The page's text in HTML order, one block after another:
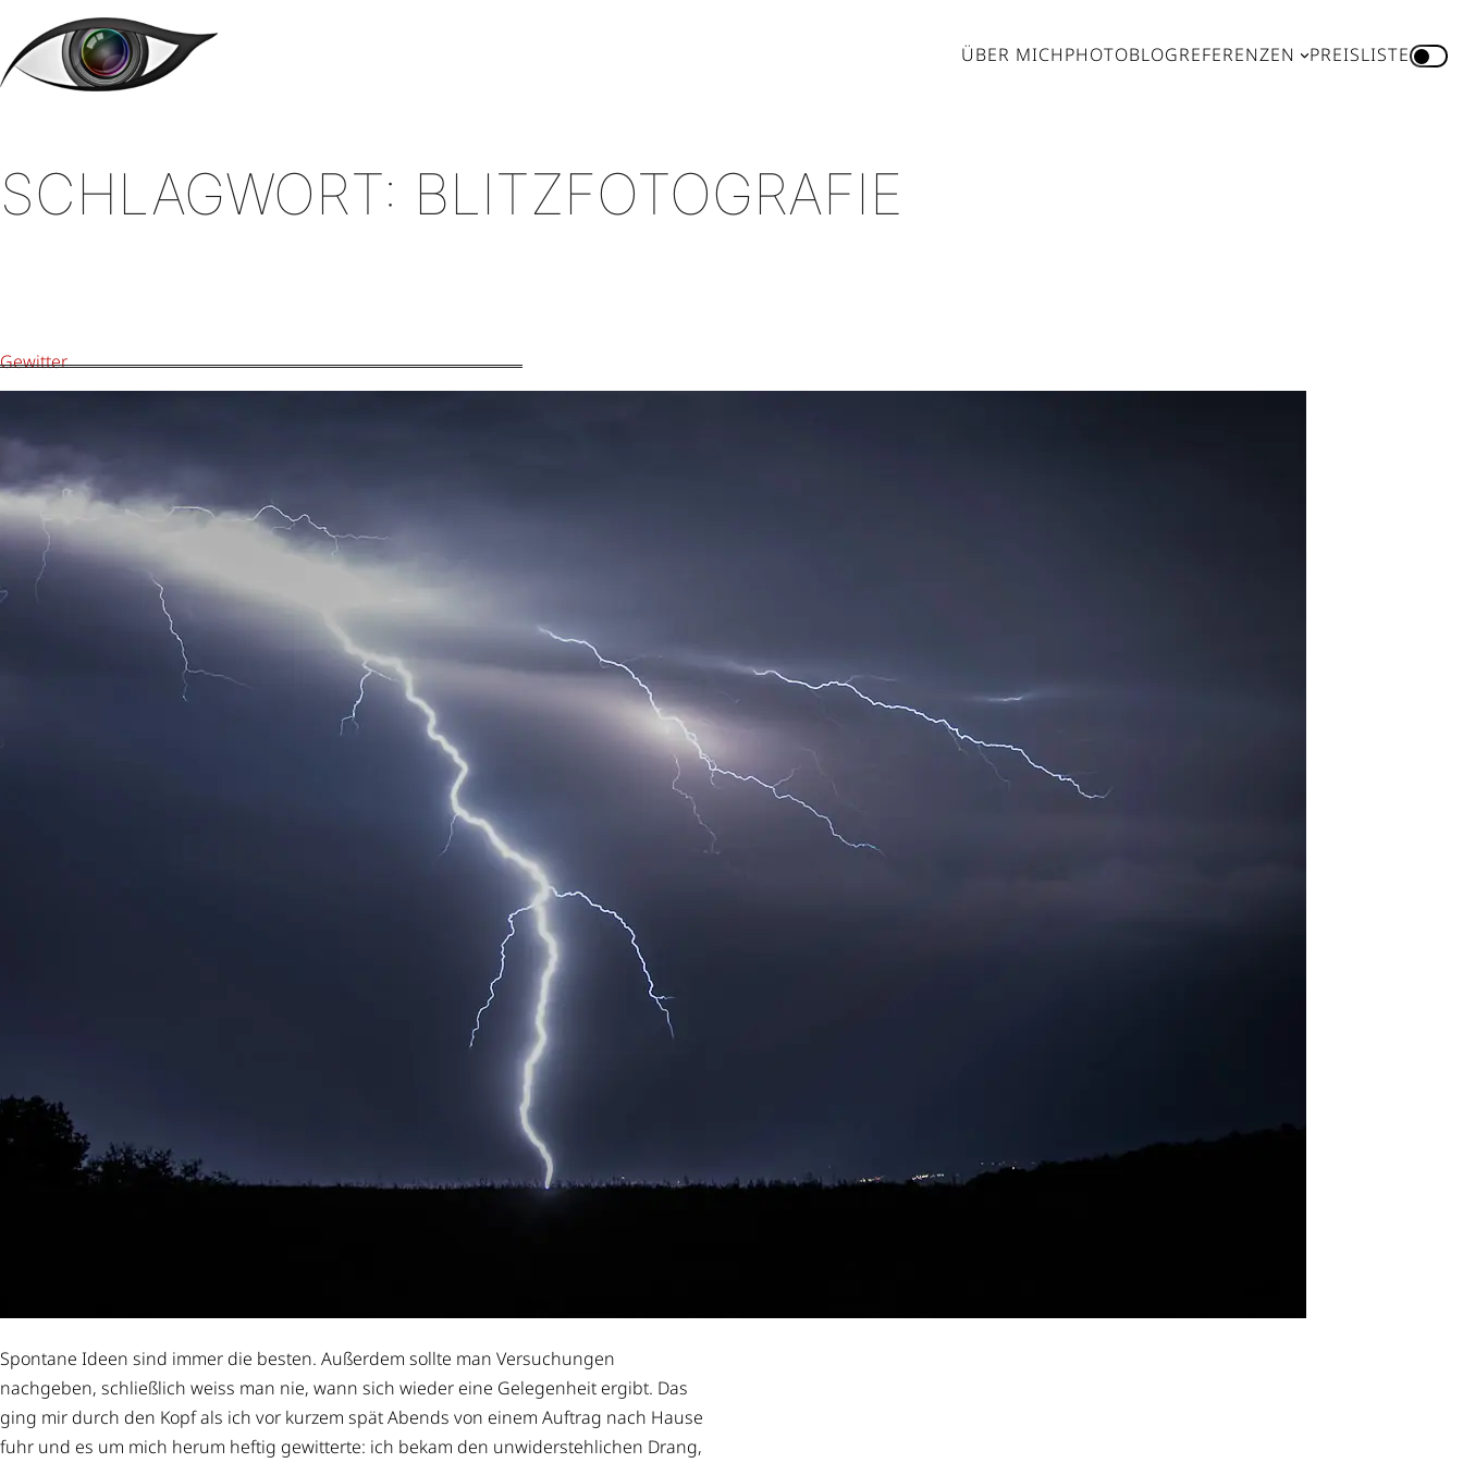
Inhalt
springen
ÜBER MICHPHOTOBLOGREFERENZEN PREISLISTE
SCHLAGWORT: BLITZFOTOGRAFIE
Gewitter
Spontane Ideen sind immer die besten. Außerdem sollte man Versuchungen
nachgeben, schließlich weiss man nie, wann sich wieder eine Gelegenheit ergibt. Das
ging mir durch den Kopf als ich vor kurzem spät Abends von einem Auftrag nach Hause
fuhr und es um mich herum heftig gewitterte: ich bekam den unwiderstehlichen Drang,